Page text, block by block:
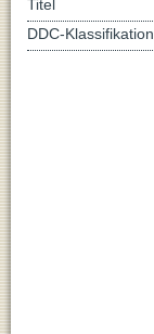
Titel
DDC-Klassifikation